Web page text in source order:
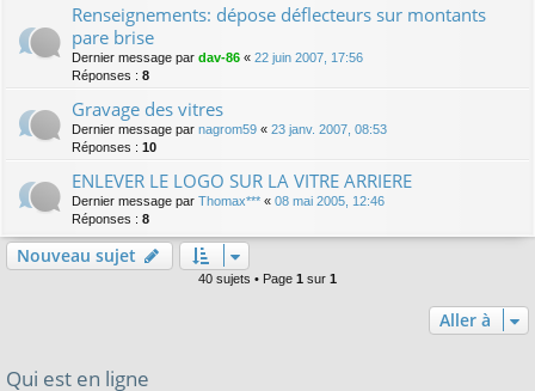
Renseignements: dépose déflecteurs sur montants
pare brise
Dernier message par dav-86 « 22 juin 2007, 17:56
Réponses : 8
Gravage des vitres
Dernier message par nagrom59 « 23 janv. 2007, 08:53
Réponses : 10
ENLEVER LE LOGO SUR LA VITRE ARRIERE
Dernier message par Thomax*** « 08 mai 2005, 12:46
Réponses : 8
Nouveau sujet
40 sujets • Page 1 sur 1
Aller à
Qui est en ligne